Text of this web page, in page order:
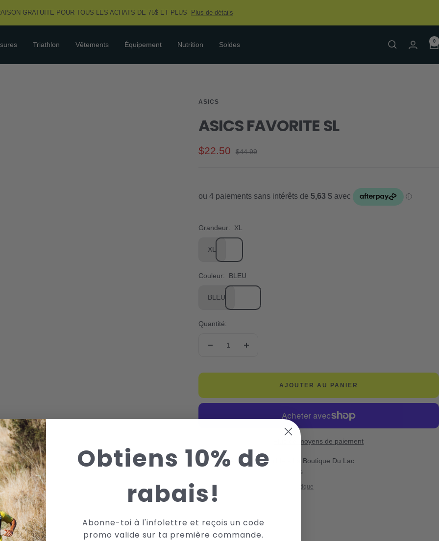
GRATUITE POUR TOUS LES ACHATS DE 75$ ET PLUS Plus de détails
Triathlon Vêtements Équipement Nutrition Soldes 0
ASICS
ASICS FAVORITE SL
Prix
$22.50
Prix
$44.99
Grandeur: XL
XL
Couleur: BLEU
BLEU
Quantité:
Réduire
quantité
Augmenter
quantité
AJOUTER AU PANIER
Plus de moyens de paiement
Récupération disponible à La Boutique Du Lac
Habituellement prête en 24 heures
Afficher les informations de la boutique
Obtiens 10% de
rabais!
Abonne-toi à l'infolettre et reçois un code
promo valide sur ta première commande.